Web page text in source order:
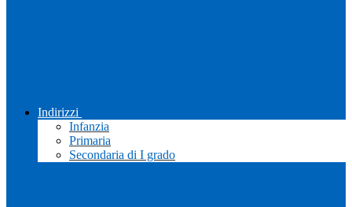
Indirizzi
Infanzia
Primaria
Secondaria di I grado